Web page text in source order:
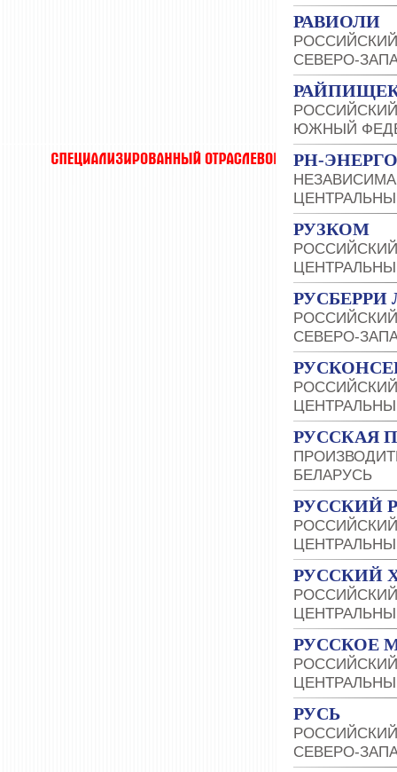
РАВИОЛИ
СЕВЕРО-
ЮЖНЫЙ
РН-ЭНЕРГО
РУЗКОМ
РУСБЕРРИ
СЕВЕРО-
РУССКАЯ
БЕЛАРУСЬ
РУССКИЙ
РУССКИЙ
РУССКОЕ
РУСЬ
СЕВЕРО-